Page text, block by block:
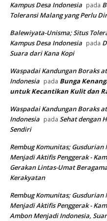
Kampus Desa Indonesia pada
Toleransi Malang yang Perlu
Balewiyata-Unisma; Situs
Kampus Desa Indonesia pada
Suara dari Kana Kopi
Waspadai Kandungan Boraks
Indonesia pada Bunga
untuk Kecantikan Kulit dan
Waspadai Kandungan Boraks
Indonesia pada Sehat dengan
Sendiri
Rembug Komunitas;
Menjadi Aktifis Penggerak -
Gerakan Lintas-Umat
Kerakyatan
Rembug Komunitas;
Menjadi Aktifis Penggerak -
Ambon Menjadi Indonesia,